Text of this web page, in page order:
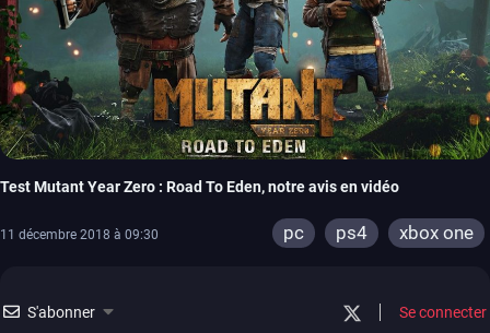
Test Mutant Year Zero : Road To Eden, notre avis en vidéo
11 décembre 2018 à 09:30 pc ps4 xbox one
S'abonner Se connecter